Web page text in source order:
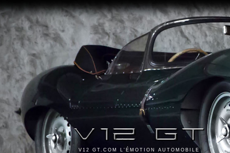
V12 GT.COM L'ÉMOTION AUTOMOBILE